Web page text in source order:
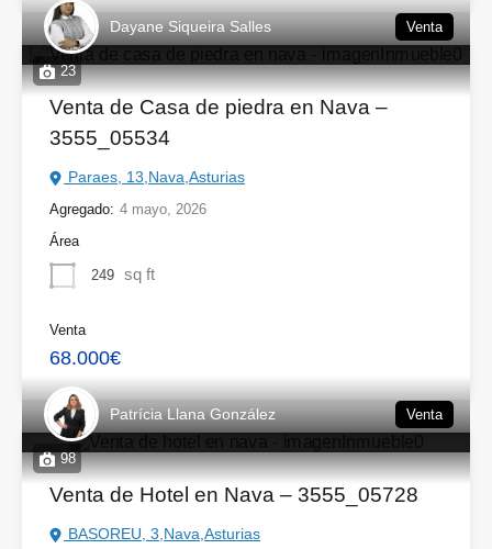
23
Dayane Siqueira Salles Venta
Venta de Casa de piedra en Nava –
3555_05534
Paraes, 13,Nava,Asturias
Agregado: 4 mayo, 2026
Área
249 sq ft
Venta
68.000€
98
Patrícia Llana González Venta
Venta de Hotel en Nava – 3555_05728
BASOREU, 3,Nava,Asturias